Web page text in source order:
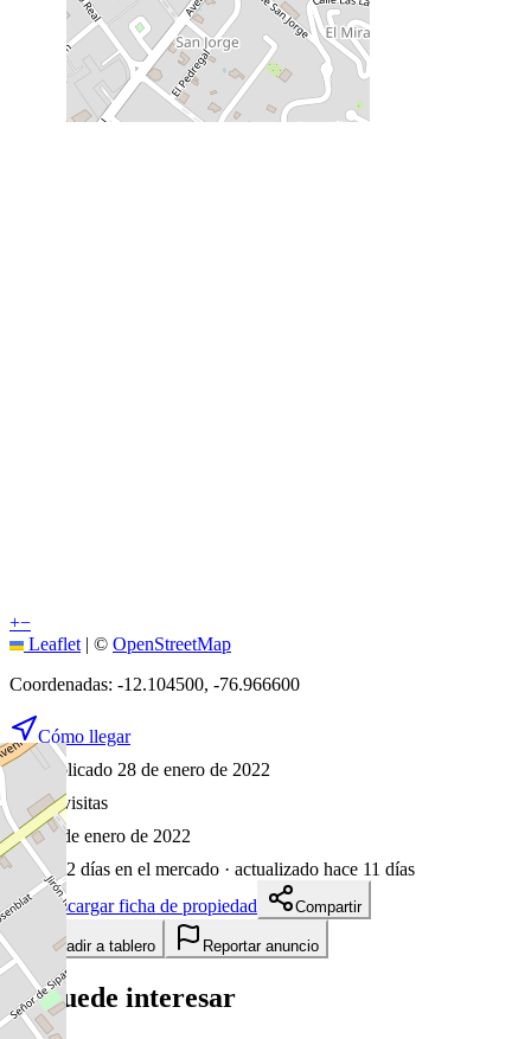
+−
Leaflet | © OpenStreetMap
Coordenadas: -12.104500, -76.966600
Cómo llegar
Publicado 28 de enero de 2022
46visitas
28 de enero de 2022
1652 días en el mercado · actualizado hace 11 días
Descargar ficha de propiedad
Compartir
Añadir a tablero Reportar anuncio
Te puede interesar